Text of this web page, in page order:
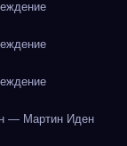
— Мартин Иден